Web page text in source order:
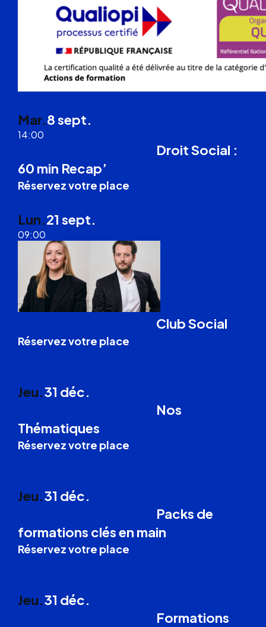
Mar.8 sept.
14:00
Droit Social :
60 min Recap’
Réservez votre place
Lun.21 sept.
09:00
Club Social
Réservez votre place
Jeu.31 déc.
Nos
Thématiques
Réservez votre place
Jeu.31 déc.
Packs de
formations clés en main
Réservez votre place
Jeu.31 déc.
Formations